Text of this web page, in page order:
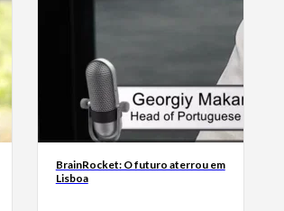
BrainRocket: O futuro aterrou em
Lisboa